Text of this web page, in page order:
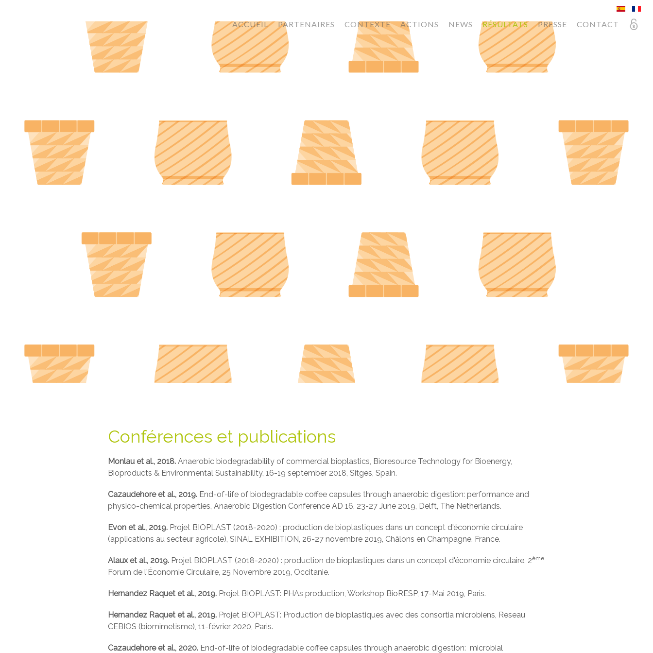
ACCUEIL PARTENAIRES CONTEXTE ACTIONS NEWS RÉSULTATS PRESSE CONTACT
Conférences et publications
Monlau et al., 2018. Anaerobic biodegradability of commercial bioplastics, Bioresource Technology for Bioenergy,
Bioproducts & Environmental Sustainability, 16-19 september 2018, Sitges, Spain.
Cazaudehore et al., 2019. End-of-life of biodegradable coffee capsules through anaerobic digestion: performance and
physico-chemical properties, Anaerobic Digestion Conference AD 16, 23-27 June 2019, Delft, The Netherlands.
Evon et al., 2019. Projet BIOPLAST (2018-2020) : production de bioplastiques dans un concept d'économie circulaire
(applications au secteur agricole), SINAL EXHIBITION, 26-27 novembre 2019, Châlons en Champagne, France.
Alaux et al., 2019. Projet BIOPLAST (2018-2020) : production de bioplastiques dans un concept d'économie circulaire, 2ème
Forum de l'Économie Circulaire, 25 Novembre 2019, Occitanie.
Hernandez Raquet et al., 2019. Projet BIOPLAST: PHAs production, Workshop BioRESP, 17-Mai 2019, Paris.
Hernandez Raquet et al., 2019. Projet BIOPLAST: Production de bioplastiques avec des consortia microbiens, Reseau
CEBIOS (biomimetisme), 11-février 2020, Paris.
Cazaudehore et al., 2020. End-of-life of biodegradable coffee capsules through anaerobic digestion: microbial